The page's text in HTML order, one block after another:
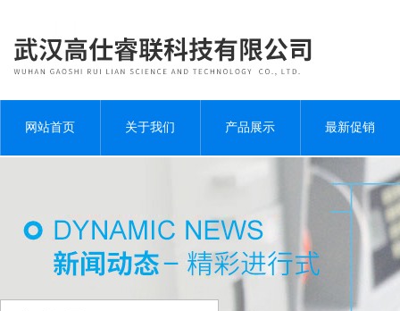
网站首页 关于我们 产品展示 最新促销